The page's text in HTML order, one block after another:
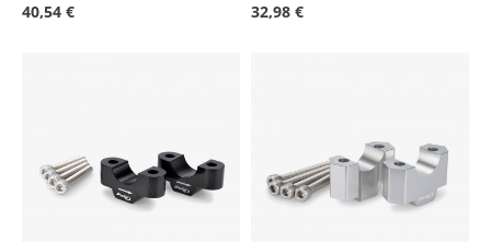
40,54 € 32,98 €